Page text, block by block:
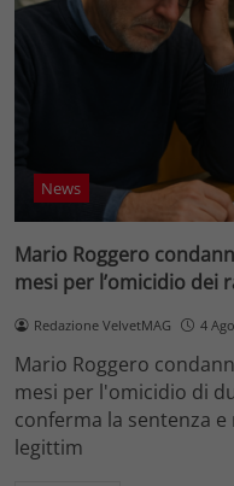
News
Mario Roggero
mesi per l’omicidio dei
Redazione VelvetMAG 4
Mario Roggero
mesi per l'omicidio di
conferma la sentenza
legittim